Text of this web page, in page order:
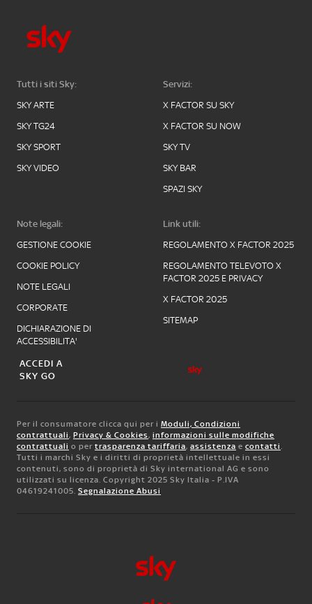
Tutti i siti Sky:
SKY ARTE
SKY TG24
SKY SPORT
SKY VIDEO
Servizi:
X FACTOR SU SKY
X FACTOR SU NOW
SKY TV
SKY BAR
SPAZI SKY
Note legali:
GESTIONE COOKIE
COOKIE POLICY
NOTE LEGALI
CORPORATE
DICHIARAZIONE DI
ACCESSIBILITA'
Link utili:
REGOLAMENTO X FACTOR 2025
REGOLAMENTO TELEVOTO X
FACTOR 2025 E PRIVACY
X FACTOR 2025
SITEMAP
ACCEDI A
SKY GO
Per il consumatore clicca qui per i Moduli, Condizioni
contrattuali, Privacy & Cookies, informazioni sulle modifiche
contrattuali o per trasparenza tariffaria, assistenza e contatti.
Tutti i marchi Sky e i diritti di proprietà intellettuale in essi
contenuti, sono di proprietà di Sky international AG e sono
utilizzati su licenza. Copyright 2025 Sky Italia - P.IVA
04619241005. Segnalazione Abusi